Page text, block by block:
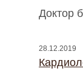
Доктор
28.12.2019